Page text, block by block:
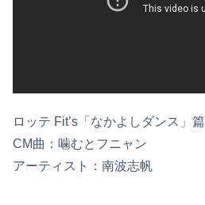
ロッテ Fit’s「なかよしダンス」篇
CM曲：噛むとフニャン
アーティスト：南波志帆